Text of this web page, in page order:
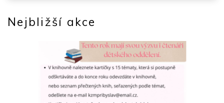
Nejbližší akce